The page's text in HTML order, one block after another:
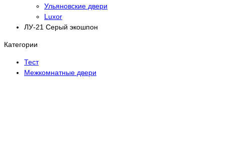
Ульяновские двери
Luxor
ЛУ-21 Серый экошпон
Категории
Тест
Межкомнатные двери